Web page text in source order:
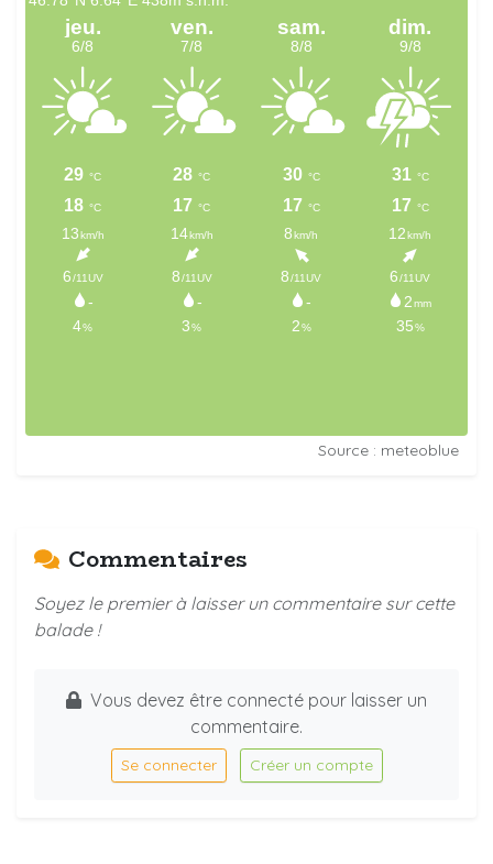
Source : meteoblue
Commentaires
Soyez le premier à laisser un commentaire sur cette
balade !
Vous devez être connecté pour laisser un
commentaire.
Se connecter Créer un compte